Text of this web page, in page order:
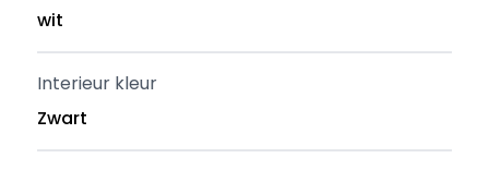
wit
Interieur kleur
Zwart